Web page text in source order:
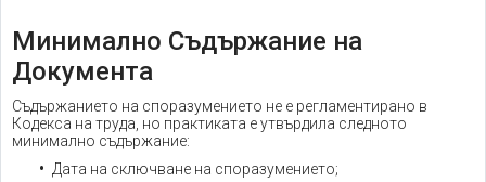
Минимално Съдържание на
Документа
Съдържанието на споразумението не е регламентирано в
Кодекса на труда, но практиката е утвърдила следното
минимално съдържание:
Дата на сключване на споразумението;